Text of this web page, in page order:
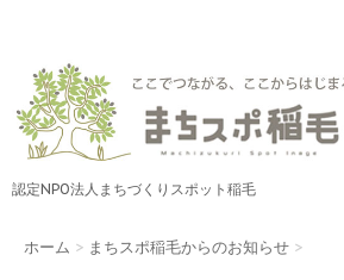
認定NPO法人まちづくりスポット稲毛
ホーム > まちスポ稲毛からのお知らせ >